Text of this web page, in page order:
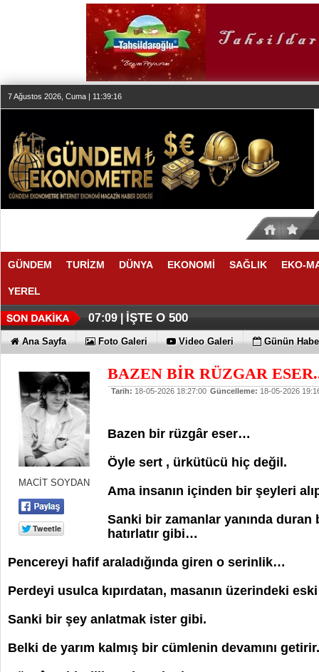
7 Ağustos 2026, Cuma | 11:39:17
GÜNDEM TURİZM DÜNYA EKONOMİ SAĞLIK EKO-
YEREL
07:09 | İŞTE O 500
Ana Sayfa Foto Galeri Video Galeri Günün
MACİT SOYDAN
BAZEN BİR RÜZGAR
Tarih: 18-05-2026 18:27:00 Güncelleme: 18-05-2026
Bazen bir rüzgâr eser…
Öyle sert , ürkütücü hiç değil.
Ama insanın içinden bir şeyleri
Sanki bir zamanlar yanında
hatırlatır gibi…
Pencereyi hafif araladığında giren o serinlik…
Perdeyi usulca kıpırdatan, masanın üzerindeki
Sanki bir şey anlatmak ister gibi.
Belki de yarım kalmış bir cümlenin devamını getirir.